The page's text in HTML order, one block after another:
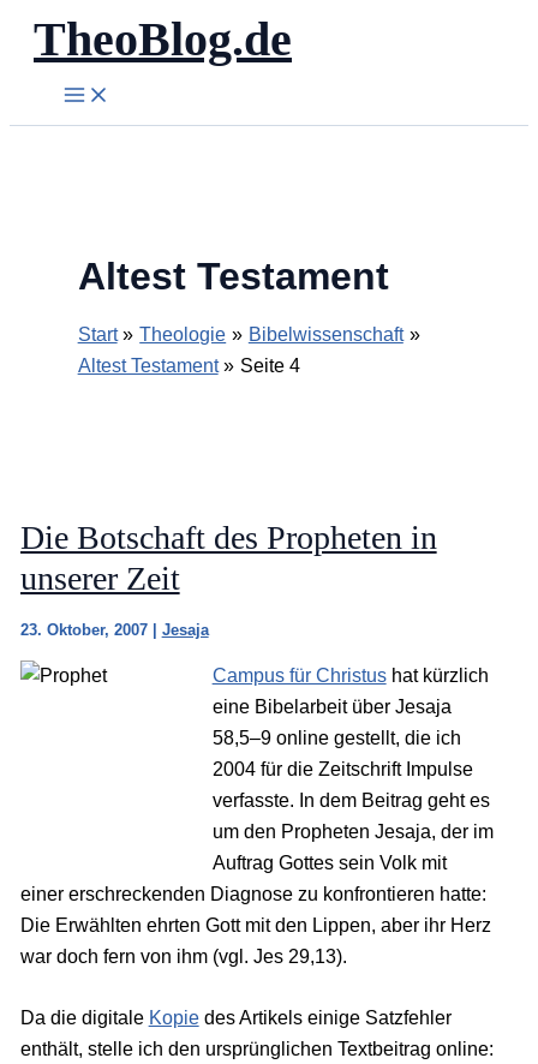
Zum
Inhalt
springen
TheoBlog.de
Altest Testament
Start Theologie
Bibelwissenschaft
Altest Testament
Seite 4
Die Botschaft des Propheten in
unserer Zeit
23. Oktober, 2007 | Jesaja
Campus für Christushat kürzlich
eine Bibelarbeit über Jesaja
58,5–9 online gestellt, die ich
2004 für die Zeitschrift Impulse
verfasste. In dem Beitrag geht es
um den Propheten Jesaja, der im
Auftrag Gottes sein Volk mit
einer erschreckenden Diagnose zu konfrontieren hatte:
Die Erwählten ehrten Gott mit den Lippen, aber ihr Herz
war doch fern von ihm (vgl. Jes 29,13).
Da die digitale Kopiedes Artikels einige Satzfehler
enthält, stelle ich den ursprünglichen Textbeitrag online: